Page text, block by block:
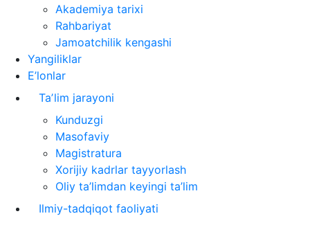
Akademiya tarixi
Rahbariyat
Jamoatchilik kengashi
Yangiliklar
E’lonlar
Taʼlim jarayoni
Kunduzgi
Masofaviy
Magistratura
Xorijiy kadrlar tayyorlash
Oliy ta’limdan keyingi ta’lim
Ilmiy-tadqiqot faoliyati